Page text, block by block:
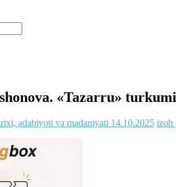
«Tazarru»
adabiyoti va madaniyati 14.10.2025 izoh